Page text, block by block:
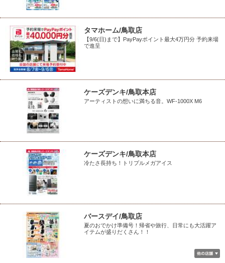
タマホーム/鳥取店
【9/6(日)まで】PayPayポイント最大4万円分 予約来場
で進呈
ケーズデンキ/鳥取本店
アーティストの想いに満ちる音。WF-1000X M6
ケーズデンキ/鳥取本店
冷たさ長持ち！トリプルメガアイス
バースデイ/鳥取店
夏のおでかけ準備号！帰省や旅行、日常にも大活躍ア
イテムが盛りだくさん！！